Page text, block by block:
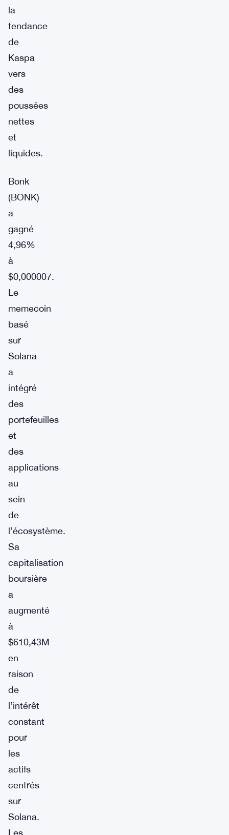
la
tendance
de
Kaspa
vers
des
poussées
nettes
et
liquides.
Bonk
(BONK)
a
gagné
4,96%
à
$0,000007.
Le
memecoin
basé
sur
Solana
a
intégré
des
portefeuilles
et
des
applications
au
sein
de
l’écosystème.
Sa
capitalisation
boursière
a
augmenté
à
$610,43M
en
raison
de
l’intérêt
constant
pour
les
actifs
centrés
sur
Solana.
Les